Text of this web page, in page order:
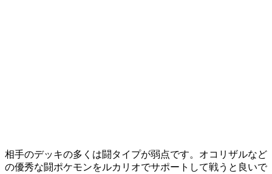
相手のデッキの多くは闘タイプが弱点です。 オコリザルなど
の優秀な闘ポケモンをルカリオでサポートして戦うと良いで